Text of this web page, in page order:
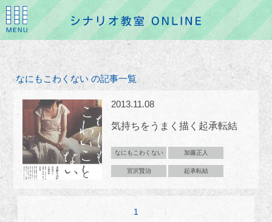
なにもこわくない の記事一覧
2013.11.08
気持ちをうまく描く起承転結
なにもこわくない 加藤正人
宮沢賢治 起承転結
1